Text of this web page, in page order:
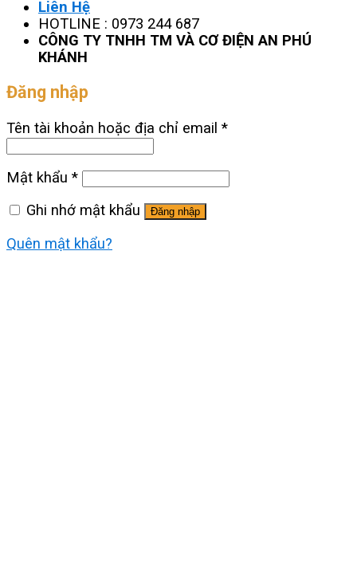
Liên Hệ
HOTLINE : 0973 244 687
CÔNG TY TNHH TM VÀ CƠ ĐIỆN AN PHÚ
KHÁNH
Đăng nhập
Tên tài khoản hoặc địa chỉ email *
Mật khẩu *
Ghi nhớ mật khẩu
Đăng nhập
Quên mật khẩu?